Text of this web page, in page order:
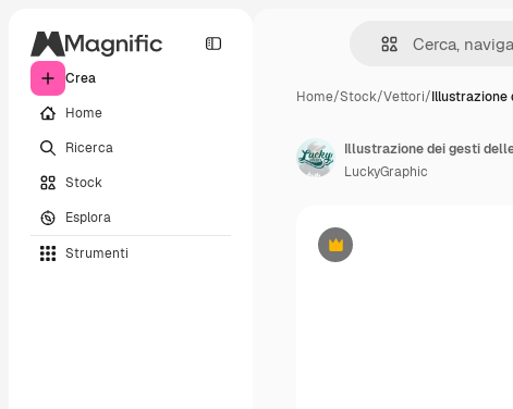
Crea
Home
Ricerca
Stock
Esplora
Strumenti
Home/Stock/Vettori/Illustrazione
Premium
LuckyGraphic